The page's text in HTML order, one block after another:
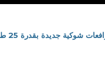
شوكية جديدة بقدرة 25 طناً